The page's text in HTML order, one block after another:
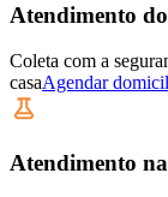
Atendimento
Coleta com a
casaAgendar
Atendimento